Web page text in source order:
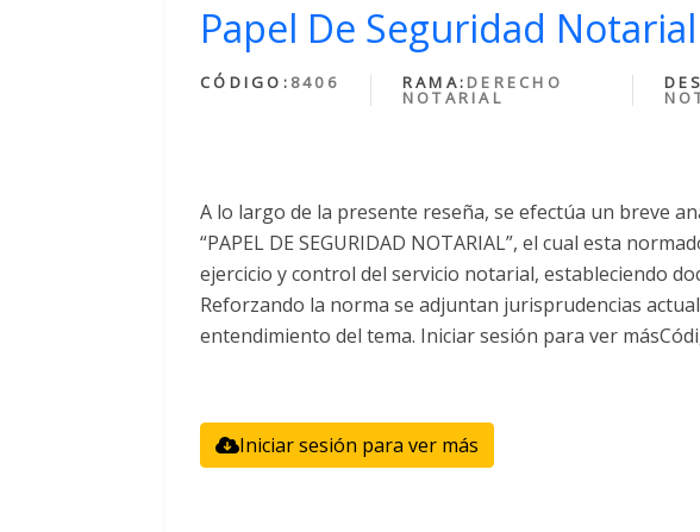
Papel De Seguridad Notarial
CÓDIGO: 8406 RAMA: DERECHO
NOTARIAL
A lo largo de la presente reseña, se efectúa un breve
“PAPEL DE SEGURIDAD NOTARIAL”, el cual esta
ejercicio y control del servicio notarial, estableciendo
Reforzando la norma se adjuntan jurisprudencias
entendimiento del tema. Iniciar sesión para ver
Iniciar sesión para ver más